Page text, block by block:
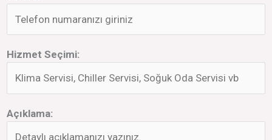
Hizmet Seçimi:
Açıklama: